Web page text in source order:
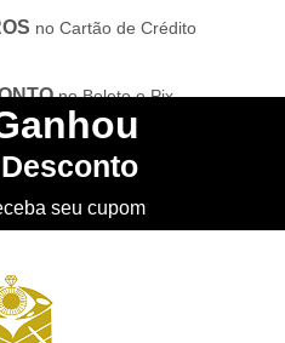
no Cartão de Crédito
no Boleto e Pix
nossa Loja Física
seu cupom